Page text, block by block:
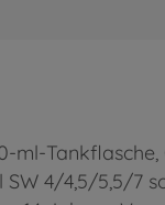
ml-
SW 4/4,5/5,5/7